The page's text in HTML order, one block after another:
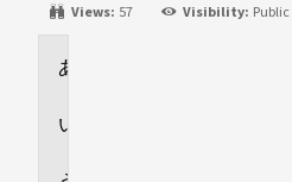
Views: 57 Visibility: Public